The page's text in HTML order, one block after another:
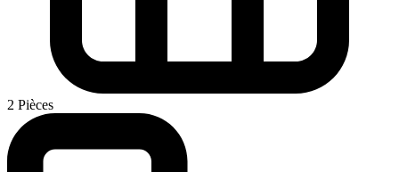
2 Pièces